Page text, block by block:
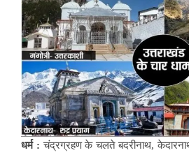
धर्म : चंद्रग्रहण के चलते बदरीनाथ,